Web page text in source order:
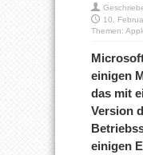
10.
Themen:
einigen
das mit
Version
einigen